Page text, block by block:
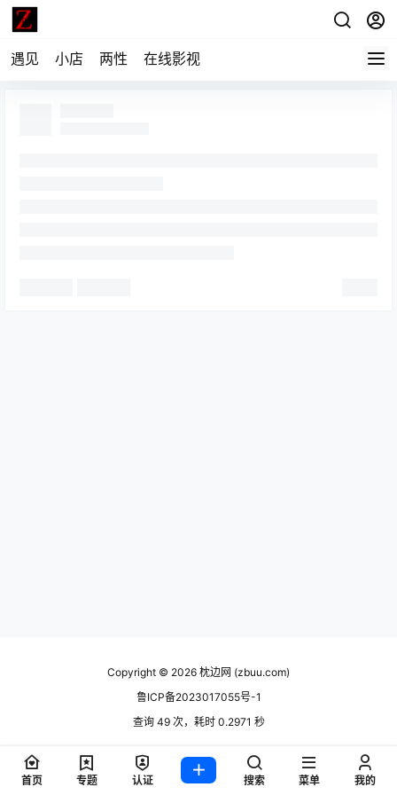
遇见 小店 两性 在线影视
Copyright © 2026 枕边网 (zbuu.com)
鲁ICP备2023017055号-1
查询 49 次，耗时 0.2971 秒
首页 专题 认证 搜索 菜单 我的